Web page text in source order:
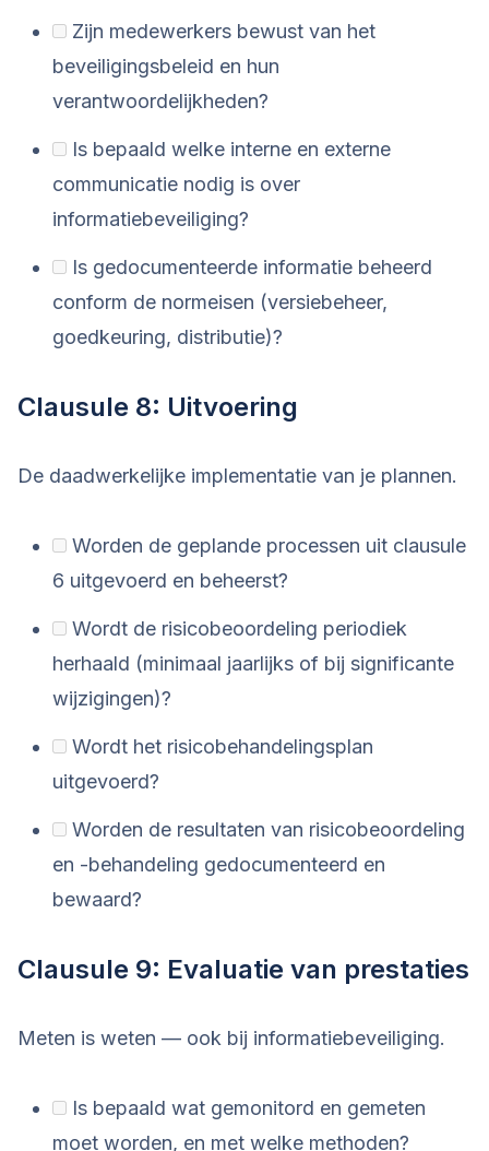
Zijn medewerkers bewust van het
beveiligingsbeleid en hun
verantwoordelijkheden?
Is bepaald welke interne en externe
communicatie nodig is over
informatiebeveiliging?
Is gedocumenteerde informatie beheerd
conform de normeisen (versiebeheer,
goedkeuring, distributie)?
Clausule 8: Uitvoering
De daadwerkelijke implementatie van je plannen.
Worden de geplande processen uit clausule
6 uitgevoerd en beheerst?
Wordt de risicobeoordeling periodiek
herhaald (minimaal jaarlijks of bij significante
wijzigingen)?
Wordt het risicobehandelingsplan
uitgevoerd?
Worden de resultaten van risicobeoordeling
en -behandeling gedocumenteerd en
bewaard?
Clausule 9: Evaluatie van prestaties
Meten is weten — ook bij informatiebeveiliging.
Is bepaald wat gemonitord en gemeten
moet worden, en met welke methoden?